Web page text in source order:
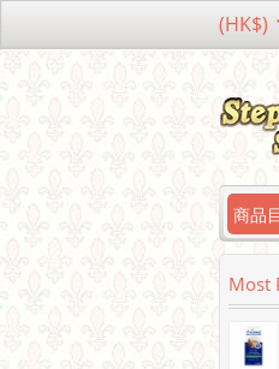
(HK$)
商品
Most